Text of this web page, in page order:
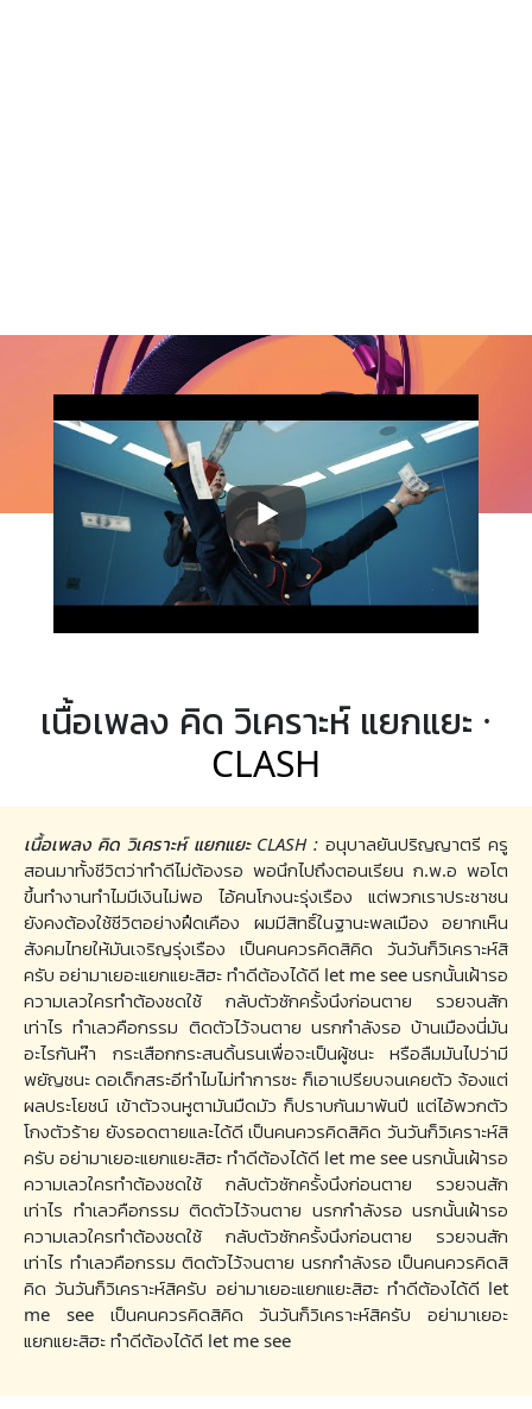
เนื้อเพลง คิด วิเคราะห์ แยกแยะ ·
CLASH
เนื้อเพลง คิด วิเคราะห์ แยกแยะ CLASH :อนุบาลยันปริญญาตรี ครู
สอนมาทั้งชีวิตว่าทำดีไม่ต้องรอ พอนึกไปถึงตอนเรียน ก.พ.อ พอโต
ขึ้นทำงานทำไมมีเงินไม่พอ ไอ้คนโกงนะรุ่งเรือง แต่พวกเราประชาชน
ยังคงต้องใช้ชีวิตอย่างฝืดเคือง ผมมีสิทธิ์ในฐานะพลเมือง อยากเห็น
สังคมไทยให้มันเจริญรุ่งเรือง เป็นคนควรคิดสิคิด วันวันก็วิเคราะห์สิ
ครับ อย่ามาเยอะแยกแยะสิฮะ ทำดีต้องได้ดี let me see นรกนั้นเฝ้ารอ
ความเลวใครทำต้องชดใช้ กลับตัวซักครั้งนึงก่อนตาย รวยจนสัก
เท่าไร ทำเลวคือกรรม ติดตัวไว้จนตาย นรกกำลังรอ บ้านเมืองนี่มัน
อะไรกันห๊า กระเสือกกระสนดิ้นรนเพื่อจะเป็นผู้ชนะ หรือลืมมันไปว่ามี
พยัญชนะ ดอเด็กสระอีทำไมไม่ทำการซะ ก็เอาเปรียบจนเคยตัว จ้องแต่
ผลประโยชน์ เข้าตัวจนหูตามันมืดมัว ก็ปราบกันมาพันปี แต่ไอ้พวกตัว
โกงตัวร้าย ยังรอดตายและได้ดี เป็นคนควรคิดสิคิด วันวันก็วิเคราะห์สิ
ครับ อย่ามาเยอะแยกแยะสิฮะ ทำดีต้องได้ดี let me see นรกนั้นเฝ้ารอ
ความเลวใครทำต้องชดใช้ กลับตัวซักครั้งนึงก่อนตาย รวยจนสัก
เท่าไร ทำเลวคือกรรม ติดตัวไว้จนตาย นรกกำลังรอ นรกนั้นเฝ้ารอ
ความเลวใครทำต้องชดใช้ กลับตัวซักครั้งนึงก่อนตาย รวยจนสัก
เท่าไร ทำเลวคือกรรม ติดตัวไว้จนตาย นรกกำลังรอ เป็นคนควรคิดสิ
คิด วันวันก็วิเคราะห์สิครับ อย่ามาเยอะแยกแยะสิฮะ ทำดีต้องได้ดี let
me see เป็นคนควรคิดสิคิด วันวันก็วิเคราะห์สิครับ อย่ามาเยอะ
แยกแยะสิฮะ ทำดีต้องได้ดี let me see